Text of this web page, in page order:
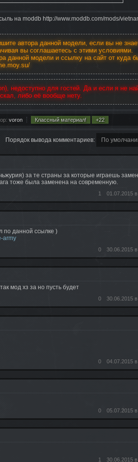
на moddb http://www.moddb.com/mods/
автора данной модели, если вы не
вы соглашаетесь с этими условиями.
данной модели и ссылку на сайт от куда
недоступно для гостей. Да и если я не
либо её вообще нету.
voron Классный материал! +22
Порядок вывода комментариев:
за те страны за которые играешь
тоже была заменена на современную.
1 01.07.2015
по данной ссылке )
army
0 30.06.2015
мод хз за но пусть будет
0 30.06.2015
0 04.07.2015
0 05.07.2015
1 30.06.2015